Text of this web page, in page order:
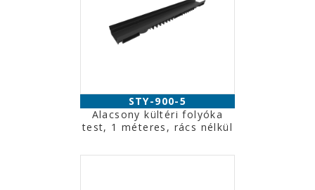
STY-900-5
Alacsony kültéri folyóka
test, 1 méteres, rács nélkül